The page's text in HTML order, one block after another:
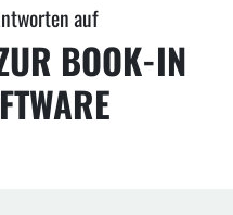
auf
BOOK-IN